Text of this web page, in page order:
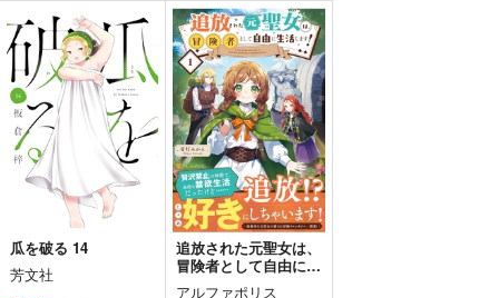
刀剣鑑賞ノート
上月屋
550 円（税込）
サンプル
作品詳細
不器用なコドモと鈍感
なオトナ。完結編～
CompleteBook～
ＵＮＡＰ！
2,387円（税込）
エレン×リヴァイ
サンプル
作品詳細
愛故にラブコメディ
路傍迷子センター
629円 （税込）
刀剣乱舞
後家兼光×男審神者
サンプル
カート
とっても甘酸っぱい
モモガスキ
787円（税込）
刀剣乱舞
大慶直胤×男審神者
サンプル
カート
瓜を破る 14
芳文社
追放された元聖女は、
冒険者として自由に生
活します! 1
アルファポリス